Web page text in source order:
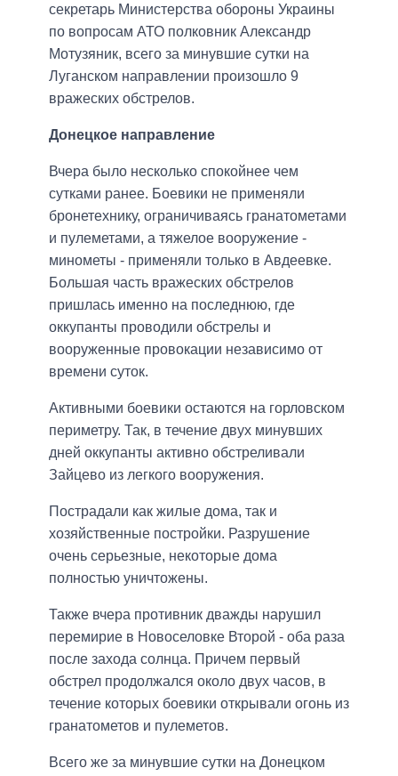
секретарь Министерства обороны Украины
по вопросам АТО полковник Александр
Мотузяник, всего за минувшие сутки на
Луганском направлении произошло 9
вражеских обстрелов.
Донецкое направление
Вчера было несколько спокойнее чем
сутками ранее. Боевики не применяли
бронетехнику, ограничиваясь гранатометами
и пулеметами, а тяжелое вооружение -
минометы - применяли только в Авдеевке.
Большая часть вражеских обстрелов
пришлась именно на последнюю, где
оккупанты проводили обстрелы и
вооруженные провокации независимо от
времени суток.
Активными боевики остаются на горловском
периметру. Так, в течение двух минувших
дней оккупанты активно обстреливали
Зайцево из легкого вооружения.
Пострадали как жилые дома, так и
хозяйственные постройки. Разрушение
очень серьезные, некоторые дома
полностью уничтожены.
Также вчера противник дважды нарушил
перемирие в Новоселовке Второй - оба раза
после захода солнца. Причем первый
обстрел продолжался около двух часов, в
течение которых боевики открывали огонь из
гранатометов и пулеметов.
Всего же за минувшие сутки на Донецком